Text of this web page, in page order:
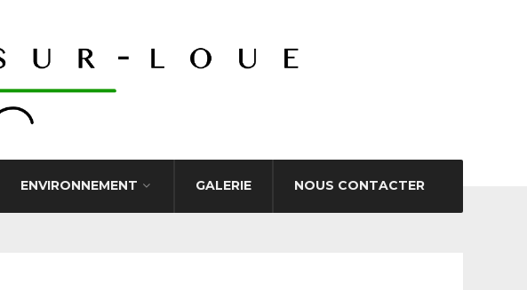
ENVIRONNEMENT GALERIE NOUS CONTACTER